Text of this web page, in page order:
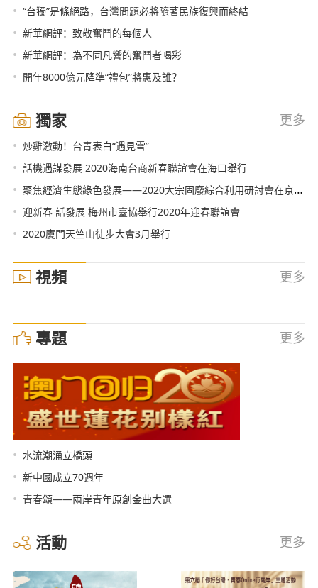
• “台獨”是條絕路，台灣問題必將隨著民族復興而終結
• 新華網評：致敬奮鬥的每個人
• 新華網評：為不同凡響的奮鬥者喝彩
• 開年8000億元降準“禮包”將惠及誰？
獨家 更多
• 炒雞激動！台青表白“遇見雪”
• 話機遇謀發展 2020海南台商新春聯誼會在海口舉行
• 聚焦經濟生態綠色發展——2020大宗固廢綜合利用研討會在京舉行
• 迎新春 話發展 梅州市臺協舉行2020年迎春聯誼會
• 2020廈門天竺山徒步大會3月舉行
視頻 更多
專題 更多
• 水流潮涌立橋頭
• 新中國成立70週年
• 青春頌——兩岸青年原創金曲大選
活動 更多